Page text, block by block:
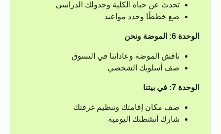
تحدث عن حياة الكلية وجدولك الدراسي
ضع خططًا وحدد مواعيد
الوحدة 6: الموضة ونحن
ناقش الموضة وعاداتنا في التسوق
صف أسلوبك الشخصي
الوحدة 7: في بيتنا
صف مكان إقامتك وتنظيم غرفتك
شارك أنشطتك اليومية